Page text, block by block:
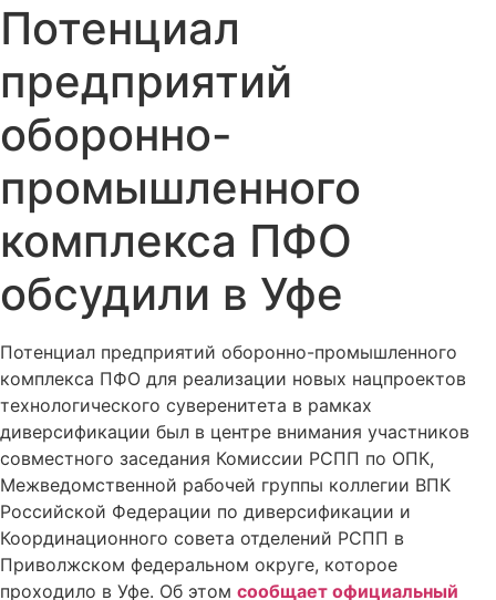
Потенциал
предприятий
оборонно-
промышленного
комплекса ПФО
обсудили в Уфе
Потенциал предприятий оборонно-промышленного
комплекса ПФО для реализации новых нацпроектов
технологического суверенитета в рамках
диверсификации был в центре внимания участников
совместного заседания Комиссии РСПП по ОПК,
Межведомственной рабочей группы коллегии ВПК
Российской Федерации по диверсификации и
Координационного совета отделений РСПП в
Приволжском федеральном округе, которое
проходило в Уфе. Об этом сообщает официальный